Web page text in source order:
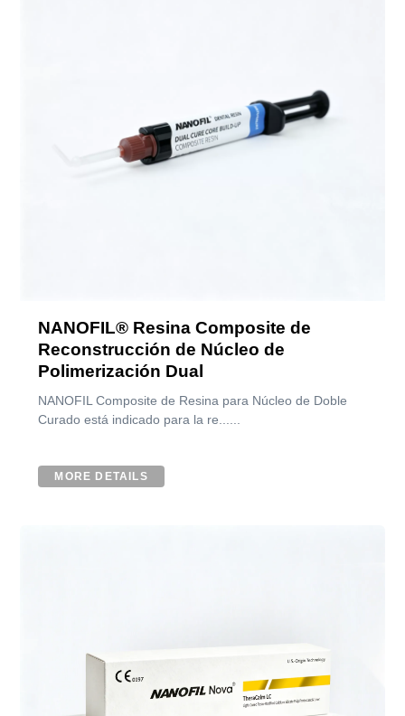
NANOFIL® Resina Composite de
Reconstrucción de Núcleo de
Polimerización Dual
NANOFIL Composite de Resina para Núcleo de Doble
Curado está indicado para la re......
MORE DETAILS